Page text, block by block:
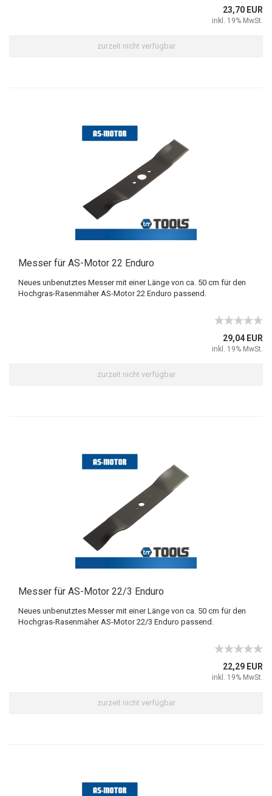
23,70 EUR
inkl. 19% MwSt.
zurzeit nicht verfügbar
Messer für AS-Motor 22 Enduro
Neues unbenutztes Messer mit einer Länge von ca. 50 cm für den
Hochgras-Rasenmäher AS-Motor 22 Enduro passend.
29,04 EUR
inkl. 19% MwSt.
zurzeit nicht verfügbar
Messer für AS-Motor 22/3 Enduro
Neues unbenutztes Messer mit einer Länge von ca. 50 cm für den
Hochgras-Rasenmäher AS-Motor 22/3 Enduro passend.
22,29 EUR
inkl. 19% MwSt.
zurzeit nicht verfügbar